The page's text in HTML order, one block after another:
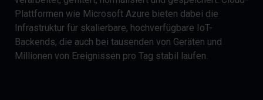
Plattformen wie Microsoft Azure bieten dabei die
Infrastruktur für skalierbare, hochverfügbare IoT-
Backends, die auch bei tausenden von Geräten und
Millionen von Ereignissen pro Tag stabil laufen.